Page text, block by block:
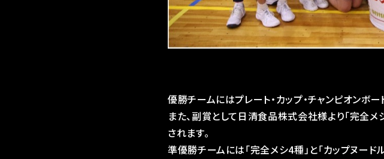
優勝チームにはプレート・カップ・チャンピオンボー
また、副賞として日清食品株式会社様より「完全
されます。
準優勝チームには「完全メシ4種」と「カップヌー